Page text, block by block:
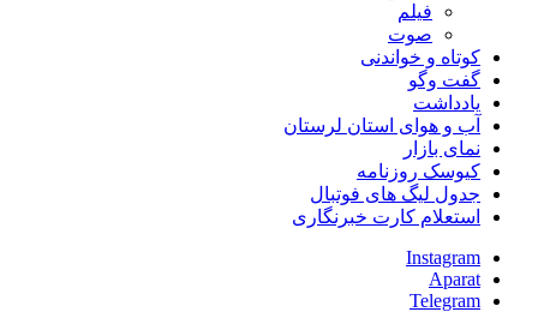
فیلم
صوت
کوتاه و خواندنی
گفت وگو
یادداشت
آب و هوای استان لرستان
نمای بازار
کیوسک روزنامه
جدول لیگ های فوتبال
استعلام کارت خبرنگاری
Instagram
Aparat
Telegram